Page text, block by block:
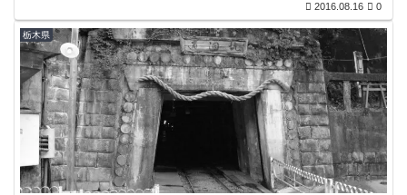
2016.08.16 0
栃木県